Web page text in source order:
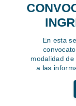
En esta
modalidad
a las